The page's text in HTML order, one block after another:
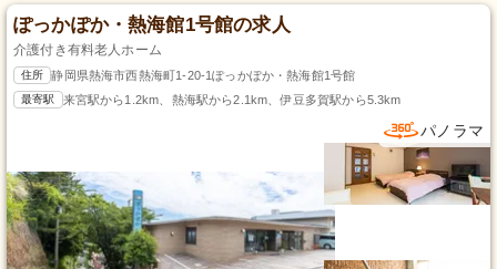
ぽっかぽか・熱海館1号館の求人
介護付き有料老人ホーム
住所 静岡県熱海市西熱海町1-20-1ぽっかぽか・熱海館1号館
最寄駅 来宮駅から1.2km、熱海駅から2.1km、伊豆多賀駅から5.3km
パノラマ